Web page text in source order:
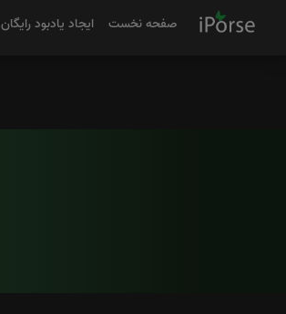
صفحه نخست ایجاد یادبود رایگان